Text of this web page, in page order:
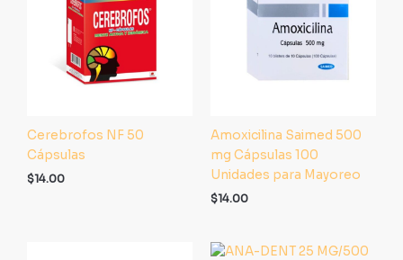
Cerebrofos NF 50
Cápsulas
$14.00
Amoxicilina Saimed 500
mg Cápsulas 100
Unidades para Mayoreo
$14.00